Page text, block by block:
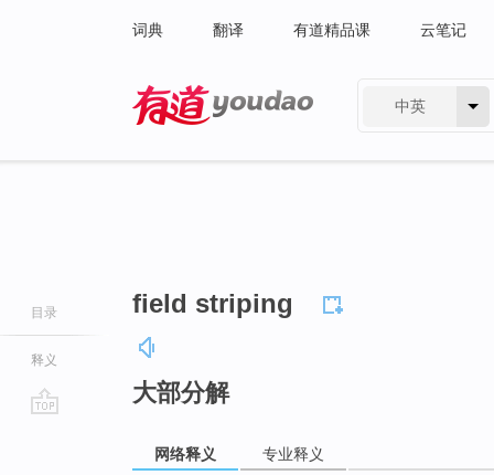
词典 翻译 有道精品课 云笔记
中英
目录
释义
field striping
大部分解
网络释义 专业释义